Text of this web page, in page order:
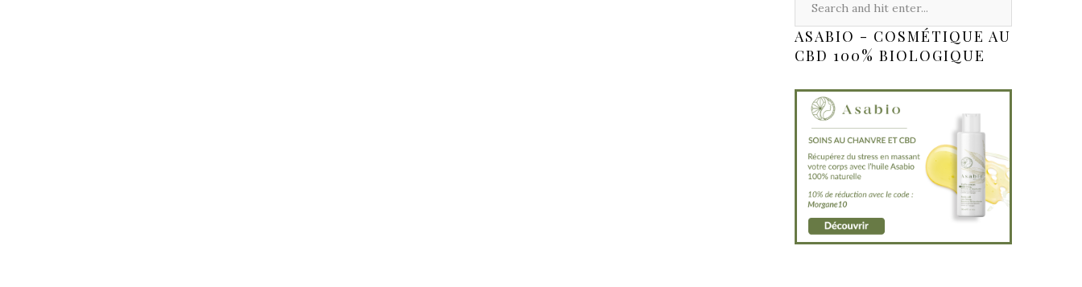
ASABIO - COSMÉTIQUE AU
CBD 100% BIOLOGIQUE